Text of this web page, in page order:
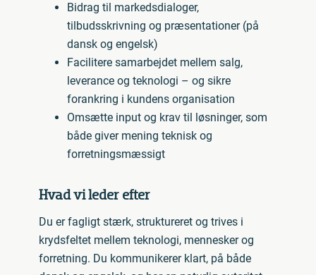
Bidrag til markedsdialoger,
tilbudsskrivning og præsentationer (på
dansk og engelsk)
Facilitere samarbejdet mellem salg,
leverance og teknologi – og sikre
forankring i kundens organisation
Omsætte input og krav til løsninger, som
både giver mening teknisk og
forretningsmæssigt
Hvad vi leder efter
Du er fagligt stærk, struktureret og trives i
krydsfeltet mellem teknologi, mennesker og
forretning. Du kommunikerer klart, på både